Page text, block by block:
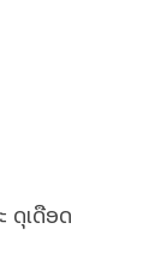
ດຸເດືອດ